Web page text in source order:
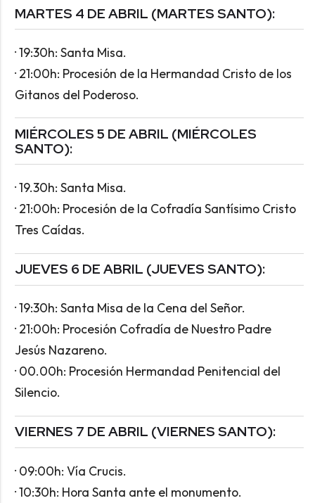
MARTES 4 DE ABRIL (MARTES SANTO):
· 19:30h: Santa Misa.
· 21:00h: Procesión de la Hermandad Cristo de los
Gitanos del Poderoso.
MIÉRCOLES 5 DE ABRIL (MIÉRCOLES
SANTO):
· 19.30h: Santa Misa.
· 21:00h: Procesión de la Cofradía Santísimo Cristo
Tres Caídas.
JUEVES 6 DE ABRIL (JUEVES SANTO):
· 19:30h: Santa Misa de la Cena del Señor.
· 21:00h: Procesión Cofradía de Nuestro Padre
Jesús Nazareno.
· 00.00h: Procesión Hermandad Penitencial del
Silencio.
VIERNES 7 DE ABRIL (VIERNES SANTO):
· 09:00h: Vía Crucis.
· 10:30h: Hora Santa ante el monumento.